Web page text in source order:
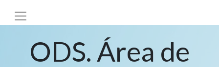
ODS. Área de